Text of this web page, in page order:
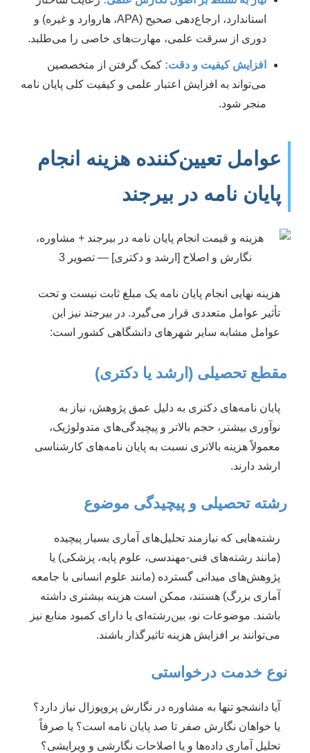
استاندارد، ارجاع‌دهی صحیح (APA، هاروارد و غیره) و
دوری از سرقت علمی، مهارت‌های خاصی را می‌طلبد.
افزایش کیفیت و دقت: کمک گرفتن از متخصصین
می‌تواند به افزایش اعتبار علمی و کیفیت کلی پایان نامه
منجر شود.
عوامل تعیین‌کننده هزینه انجام
پایان نامه در بیرجند
هزینه نهایی انجام پایان نامه یک مبلغ ثابت نیست و تحت
تأثیر عوامل متعددی قرار می‌گیرد. در بیرجند نیز این
عوامل مشابه سایر شهرهای دانشگاهی کشور است:
مقطع تحصیلی (ارشد یا دکتری)
پایان نامه‌های دکتری به دلیل عمق پژوهش، نیاز به
نوآوری بیشتر، حجم بالاتر و پیچیدگی‌های متدولوژیک،
معمولاً هزینه بالاتری نسبت به پایان نامه‌های کارشناسی
ارشد دارند.
رشته تحصیلی و پیچیدگی موضوع
رشته‌هایی که نیازمند تحلیل‌های آماری بسیار پیچیده
(مانند رشته‌های فنی-مهندسی، علوم پایه، پزشکی) یا
پژوهش‌های میدانی گسترده (مانند علوم انسانی با جامعه
آماری بزرگ) هستند، ممکن است هزینه بیشتری داشته
باشند. موضوعات نو، بین‌رشته‌ای یا دارای کمبود منابع نیز
می‌توانند بر افزایش هزینه تاثیرگذار باشند.
نوع خدمت درخواستی
آیا دانشجو تنها به مشاوره در نگارش پروپوزال نیاز دارد؟
یا خواهان نگارش صفر تا صد پایان نامه است؟ یا صرفاً
تحلیل آماری داده‌ها و یا اصلاحات نگارشی و ویرایشی؟